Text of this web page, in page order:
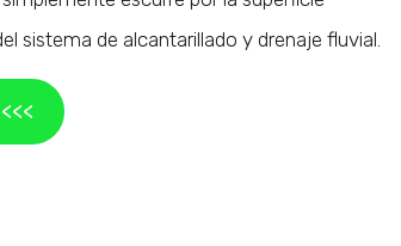
sistema de alcantarillado y drenaje fluvial.